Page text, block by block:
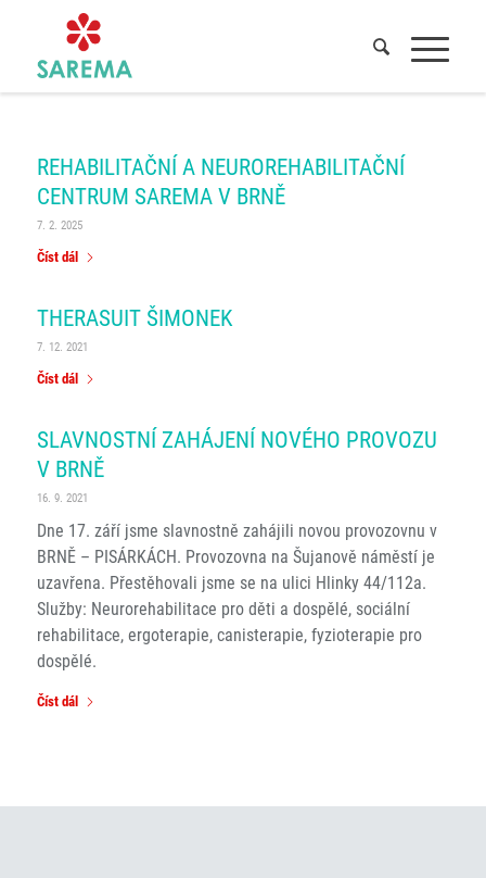
ARCHÍV ZNAČKY PRO: SAREMA BRNO
/ Sarema BRNO
REHABILITAČNÍ A NEUROREHABILITAČNÍ
CENTRUM SAREMA V BRNĚ
7. 2. 2025
Číst dál
THERASUIT ŠIMONEK
7. 12. 2021
Číst dál
SLAVNOSTNÍ ZAHÁJENÍ NOVÉHO PROVOZU
V BRNĚ
16. 9. 2021
Dne 17. září jsme slavnostně zahájili novou provozovnu v
BRNĚ – PISÁRKÁCH. Provozovna na Šujanově náměstí je
uzavřena. Přestěhovali jsme se na ulici Hlinky 44/112a.
Služby: Neurorehabilitace pro děti a dospělé, sociální
rehabilitace, ergoterapie, canisterapie, fyzioterapie pro
dospělé.
Číst dál